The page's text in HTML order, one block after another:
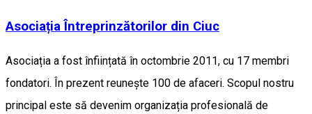
Asociația Întreprinzătorilor din Ciuc
Asociația a fost înființată în octombrie 2011, cu 17 membri
fondatori. În prezent reunește 100 de afaceri. Scopul nostru
principal este să devenim organizația profesională de